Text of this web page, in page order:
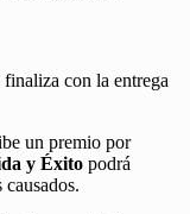
finaliza con la entrega
un premio por
y Éxito podrá